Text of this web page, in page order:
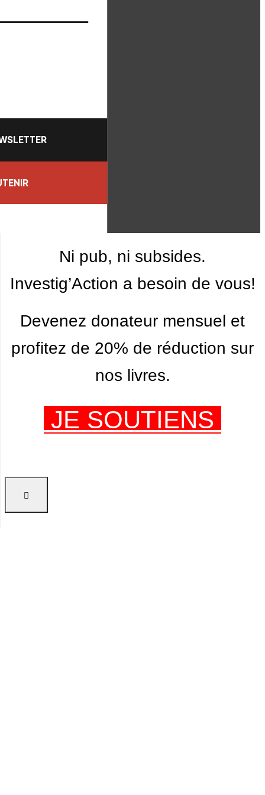
Ni pub, ni subsides.
Investig’Action a besoin de vous!
Devenez donateur mensuel et
profitez de 20% de réduction sur
nos livres.
JE SOUTIENS